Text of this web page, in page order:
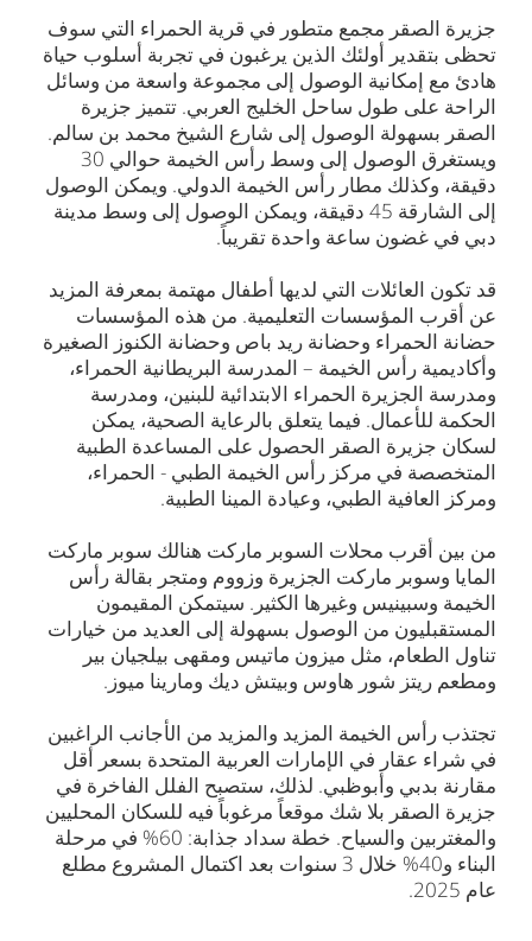
جزيرة الصقر مجمع متطور في قرية الحمراء التي سوف
تحظى بتقدير أولئك الذين يرغبون في تجربة أسلوب حياة
هادئ مع إمكانية الوصول إلى مجموعة واسعة من وسائل
الراحة على طول ساحل الخليج العربي. تتميز جزيرة
الصقر بسهولة الوصول إلى شارع الشيخ محمد بن سالم.
ويستغرق الوصول إلى وسط رأس الخيمة حوالي 30
دقيقة، وكذلك مطار رأس الخيمة الدولي. ويمكن الوصول
إلى الشارقة 45 دقيقة، ويمكن الوصول إلى وسط مدينة
دبي في غضون ساعة واحدة تقريباً.
قد تكون العائلات التي لديها أطفال مهتمة بمعرفة المزيد
عن أقرب المؤسسات التعليمية. من هذه المؤسسات
حضانة الحمراء وحضانة ريد باص وحضانة الكنوز الصغيرة
وأكاديمية رأس الخيمة – المدرسة البريطانية الحمراء،
ومدرسة الجزيرة الحمراء الابتدائية للبنين، ومدرسة
الحكمة للأعمال. فيما يتعلق بالرعاية الصحية، يمكن
لسكان جزيرة الصقر الحصول على المساعدة الطبية
المتخصصة في مركز رأس الخيمة الطبي - الحمراء،
ومركز العافية الطبي، وعيادة المينا الطبية.
من بين أقرب محلات السوبر ماركت هنالك سوبر ماركت
المايا وسوبر ماركت الجزيرة وزووم ومتجر بقالة رأس
الخيمة وسبينيس وغيرها الكثير. سيتمكن المقيمون
المستقبليون من الوصول بسهولة إلى العديد من خيارات
تناول الطعام، مثل ميزون ماتيس ومقهى بيلجيان بير
ومطعم ريتز شور هاوس وبيتش ديك ومارينا ميوز.
تجتذب رأس الخيمة المزيد والمزيد من الأجانب الراغبين
في شراء عقار في الإمارات العربية المتحدة بسعر أقل
مقارنة بدبي وأبوظبي. لذلك، ستصبح الفلل الفاخرة في
جزيرة الصقر بلا شك موقعاً مرغوباً فيه للسكان المحليين
والمغتربين والسياح. خطة سداد جذابة: 60% في مرحلة
البناء و40% خلال 3 سنوات بعد اكتمال المشروع مطلع
عام 2025.